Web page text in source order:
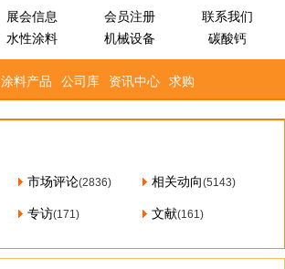
展会信息 会员注册
联系我们
水性涂料 机械设备 碳酸钙
涂料产品 公司库 资讯中心 求购
市场评论(2836) 相关动向(5143)
专访(171) 文献(161)